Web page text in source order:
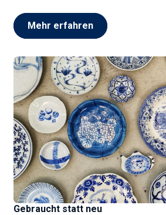
Mehr erfahren
Gebraucht statt neu